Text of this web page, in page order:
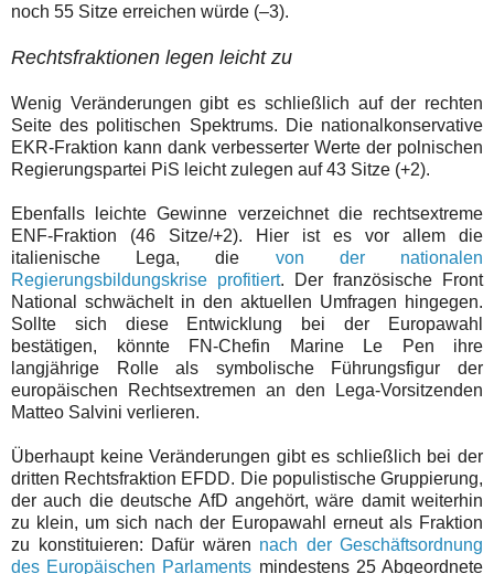
noch 55 Sitze erreichen würde (–3).
Rechtsfraktionen legen leicht zu
Wenig Veränderungen gibt es schließlich auf der rechten
Seite des politischen Spektrums. Die nationalkonservative
EKR-Fraktion kann dank verbesserter Werte der polnischen
Regierungspartei PiS leicht zulegen auf 43 Sitze (+2).
Ebenfalls leichte Gewinne verzeichnet die rechtsextreme
ENF-Fraktion (46 Sitze/+2). Hier ist es vor allem die
italienische Lega, die von der nationalen
Regierungsbildungskrise profitiert. Der französische Front
National schwächelt in den aktuellen Umfragen hingegen.
Sollte sich diese Entwicklung bei der Europawahl
bestätigen, könnte FN-Chefin Marine Le Pen ihre
langjährige Rolle als symbolische Führungsfigur der
europäischen Rechtsextremen an den Lega-Vorsitzenden
Matteo Salvini verlieren.
Überhaupt keine Veränderungen gibt es schließlich bei der
dritten Rechtsfraktion EFDD. Die populistische Gruppierung,
der auch die deutsche AfD angehört, wäre damit weiterhin
zu klein, um sich nach der Europawahl erneut als Fraktion
zu konstituieren: Dafür wären nach der Geschäftsordnung
des Europäischen Parlaments mindestens 25 Abgeordnete